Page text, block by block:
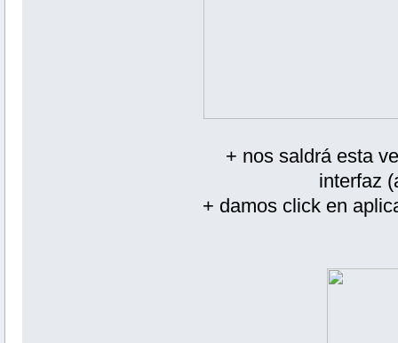
+ nos saldrá esta
interfaz
+ damos click en